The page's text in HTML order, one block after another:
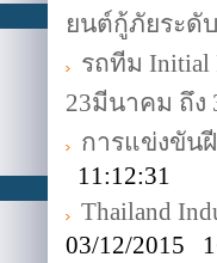
ยนต์กู้ภัยระดั
รถทีม Initial
23มีนาคม ถึง
การแข่งขัน
11:12:31
Thailand
03/12/2015